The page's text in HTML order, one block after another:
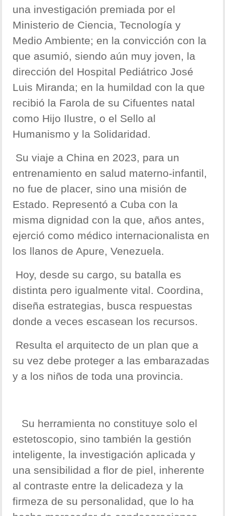
una investigación premiada por el
Ministerio de Ciencia, Tecnología y
Medio Ambiente; en la convicción con la
que asumió, siendo aún muy joven, la
dirección del Hospital Pediátrico José
Luis Miranda; en la humildad con la que
recibió la Farola de su Cifuentes natal
como Hijo Ilustre, o el Sello al
Humanismo y la Solidaridad.
Su viaje a China en 2023, para un
entrenamiento en salud materno-infantil,
no fue de placer, sino una misión de
Estado. Representó a Cuba con la
misma dignidad con la que, años antes,
ejerció como médico internacionalista en
los llanos de Apure, Venezuela.
Hoy, desde su cargo, su batalla es
distinta pero igualmente vital. Coordina,
diseña estrategias, busca respuestas
donde a veces escasean los recursos.
Resulta el arquitecto de un plan que a
su vez debe proteger a las embarazadas
y a los niños de toda una provincia.
Su herramienta no constituye solo el
estetoscopio, sino también la gestión
inteligente, la investigación aplicada y
una sensibilidad a flor de piel, inherente
al contraste entre la delicadeza y la
firmeza de su personalidad, que lo ha